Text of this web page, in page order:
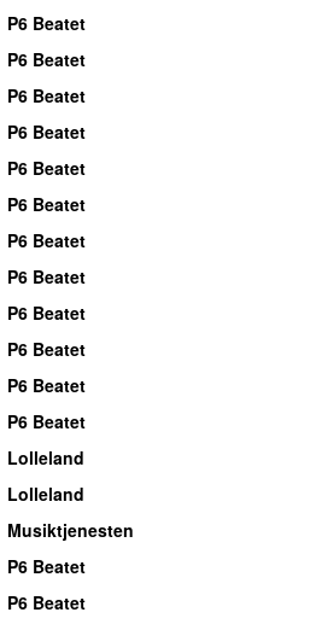
P6 Beatet
P6 Beatet
P6 Beatet
P6 Beatet
P6 Beatet
P6 Beatet
P6 Beatet
P6 Beatet
P6 Beatet
P6 Beatet
P6 Beatet
P6 Beatet
Lolleland
Lolleland
Musiktjenesten
P6 Beatet
P6 Beatet